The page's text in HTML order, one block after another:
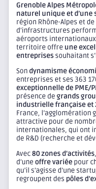
Grenoble Alpes
naturel unique et
région Rhône-Alpes et
d’infrastructures
aéroports internationaux
territoire offre une
entreprisessouhaitant
Sondynamisme
entreprises et ses 363
exceptionnelle de PME/
présence de grands
industrielle française et
France,
attractive pour de
internationales, qui ont
de R&D (recherche et
Avec80 zones d’activités
d’une offre variée pour
qu’il s’agisse d’une
regroupent des pôles